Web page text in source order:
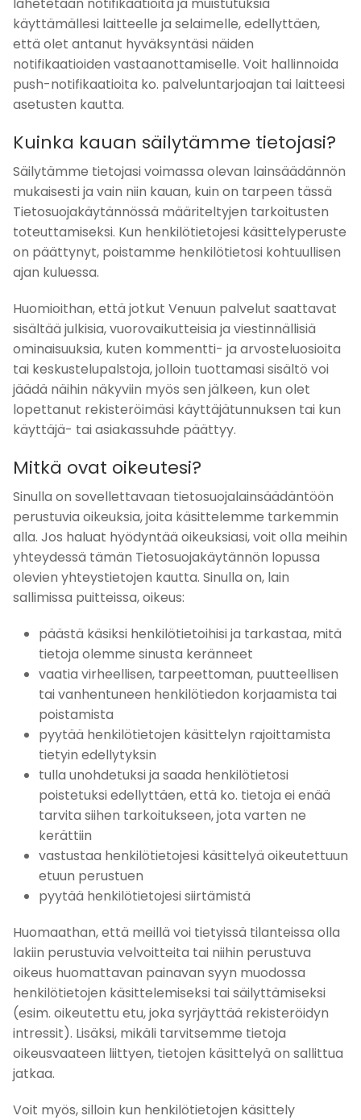
käyttämällesi laitteelle ja selaimelle, edellyttäen,
että olet antanut hyväksyntäsi näiden
notifikaatioiden vastaanottamiselle. Voit hallinnoida
push-notifikaatioita ko. palveluntarjoajan tai laitteesi
asetusten kautta.
Kuinka kauan säilytämme tietojasi?
Säilytämme tietojasi voimassa olevan lainsäädännön
mukaisesti ja vain niin kauan, kuin on tarpeen tässä
Tietosuojakäytännössä määriteltyjen tarkoitusten
toteuttamiseksi. Kun henkilötietojesi käsittelyperuste
on päättynyt, poistamme henkilötietosi kohtuullisen
ajan kuluessa.
Huomioithan, että jotkut Venuun palvelut saattavat
sisältää julkisia, vuorovaikutteisia ja viestinnällisiä
ominaisuuksia, kuten kommentti- ja arvosteluosioita
tai keskustelupalstoja, jolloin tuottamasi sisältö voi
jäädä näihin näkyviin myös sen jälkeen, kun olet
lopettanut rekisteröimäsi käyttäjätunnuksen tai kun
käyttäjä- tai asiakassuhde päättyy.
Mitkä ovat oikeutesi?
Sinulla on sovellettavaan tietosuojalainsäädäntöön
perustuvia oikeuksia, joita käsittelemme tarkemmin
alla. Jos haluat hyödyntää oikeuksiasi, voit olla meihin
yhteydessä tämän Tietosuojakäytännön lopussa
olevien yhteystietojen kautta. Sinulla on, lain
sallimissa puitteissa, oikeus:
päästä käsiksi henkilötietoihisi ja tarkastaa, mitä
tietoja olemme sinusta keränneet
vaatia virheellisen, tarpeettoman, puutteellisen
tai vanhentuneen henkilötiedon korjaamista tai
poistamista
pyytää henkilötietojen käsittelyn rajoittamista
tietyin edellytyksin
tulla unohdetuksi ja saada henkilötietosi
poistetuksi edellyttäen, että ko. tietoja ei enää
tarvita siihen tarkoitukseen, jota varten ne
kerättiin
vastustaa henkilötietojesi käsittelyä oikeutettuun
etuun perustuen
pyytää henkilötietojesi siirtämistä
Huomaathan, että meillä voi tietyissä tilanteissa olla
lakiin perustuvia velvoitteita tai niihin perustuva
oikeus huomattavan painavan syyn muodossa
henkilötietojen käsittelemiseksi tai säilyttämiseksi
(esim. oikeutettu etu, joka syrjäyttää rekisteröidyn
intressit). Lisäksi, mikäli tarvitsemme tietoja
oikeusvaateen liittyen, tietojen käsittelyä on sallittua
jatkaa.
Voit myös, silloin kun henkilötietojen käsittely